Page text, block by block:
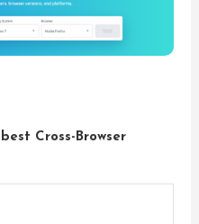
Cross-Browser